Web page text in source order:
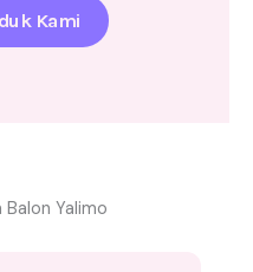
Kami
Yalimo